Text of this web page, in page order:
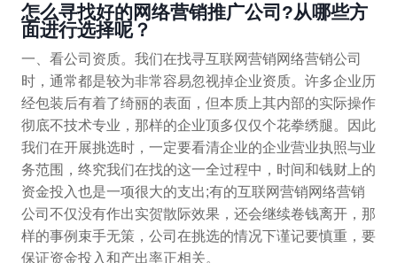
怎么寻找好的网络营销推广公司?从哪些方
面进行选择呢？
一、看公司资质。我们在找寻互联网营销网络营销公司
时，通常都是较为非常容易忽视掉企业资质。许多企业历
经包装后有着了绮丽的表面，但本质上其内部的实际操作
彻底不技术专业，那样的企业顶多仅仅个花拳绣腿。因此
我们在开展挑选时，一定要看清企业的企业营业执照与业
务范围，终究我们在找的这一全过程中，时间和钱财上的
资金投入也是一项很大的支出;有的互联网营销网络营销
公司不仅没有作出实贺散际效果，还会继续卷钱离开，那
样的事例束手无策，公司在挑选的情况下谨记要慎重，要
保证资金投入和产出率正相关。